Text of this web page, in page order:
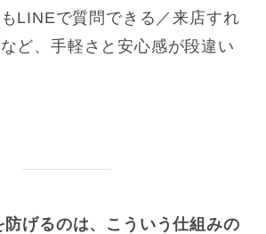
LINEで質問できる／来店すれ
ど、手軽さと安心感が段違い
防げるのは、こういう仕組みの